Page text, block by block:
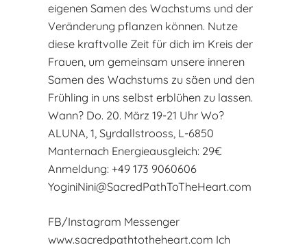
eigenen Samen des Wachstums und der
Veränderung pflanzen können. Nutze
diese kraftvolle Zeit für dich im Kreis der
Frauen, um gemeinsam unsere inneren
Samen des Wachstums zu säen und den
Frühling in uns selbst erblühen zu lassen.
Wann? Do. 20. März 19-21 Uhr Wo?
ALUNA, 1, Syrdallstrooss, L-6850
Manternach Energieausgleich: 29€
Anmeldung: +49 173 9060606
YoginiNini@SacredPathToTheHeart.com
FB/Instagram Messenger
www.sacredpathtotheheart.com Ich